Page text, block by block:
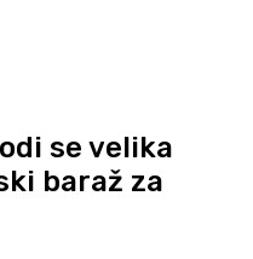
se velika
baraž za